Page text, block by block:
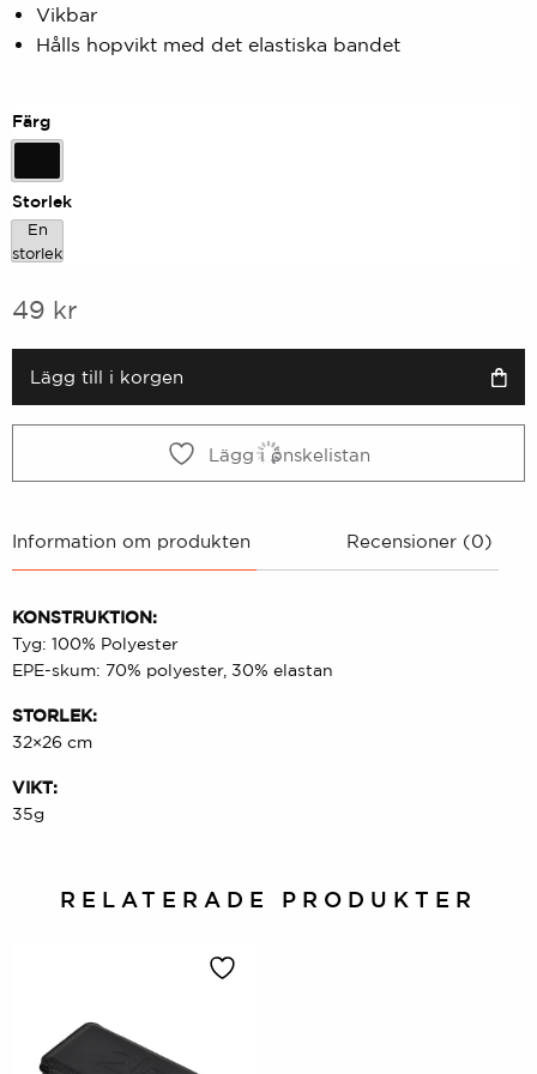
5
baserat
på
Vikbar
Hålls hopvikt med det elastiska bandet
Färg
Svart
Storlek
En
storlekEn storlek
49 kr
Lägg till i korgen
Lägg i önskelistan
Information om produkten Recensioner (0)
KONSTRUKTION:
Tyg: 100% Polyester
EPE-skum: 70% polyester, 30% elastan
STORLEK:
32×26 cm
VIKT:
35g
RELATERADE PRODUKTER